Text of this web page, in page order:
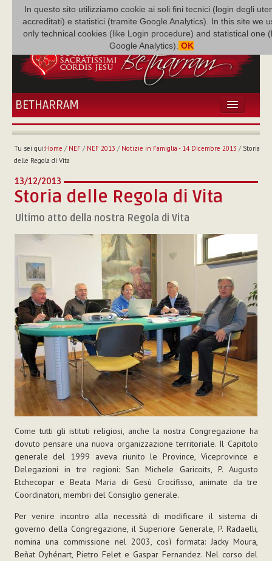
In questo sito utilizziamo cookie ai soli fini tecnici (login degli
accreditati) e statistici (tramite Google Analytics). In this site we
only technical cookies (like Login procedure) and statistical one
Google Analytics). OK
BETHARRAM
HOME
BÉTHARRAM
MISSIONE
MEDIATECA
P. AUGUSTO ETCHECOPAR
Tu sei qui:Home / NEF/ NEF 2013 / Notizie in Famiglia - 14 Dicembre 2013 / Storia
delle Regola di Vita
13/12/2013
Storia delle Regola di Vita
Ultimo atto della nostra Regola di Vita
Come tutti gli istituti religiosi, anche la nostra Congregazione ha
dovuto pensare una nuova organizzazione territoriale. Il Capitolo
generale del 1999 aveva riunito le Province, Viceprovince e
Delegazioni in tre regioni: San Michele Garicoits, P. Augusto
Etchecopar e Beata Maria di Gesù Crocifisso, animate da tre
Coordinatori, membri del Consiglio generale.
Per venire incontro alla necessità di modificare il sistema di
governo della Congregazione, il Superiore Generale, P. Radaelli,
nomina una commissione nel 2003, così formata: Jacky Moura,
Beñat Oyhénart, Pietro Felet e Gaspar Fernandez. Nel corso del